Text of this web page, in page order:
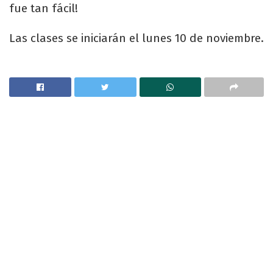
fue tan fácil!
Las clases se iniciarán el lunes 10 de noviembre.